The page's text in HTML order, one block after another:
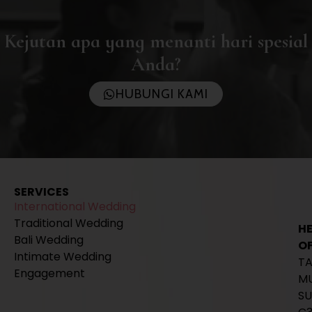
Kejutan apa yang menanti hari spesial
Anda?
HUBUNGI KAMI
SERVICES
International Wedding
Traditional Wedding
Bali Wedding
Intimate Wedding
Engagement